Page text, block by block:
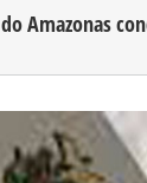
Amazonas